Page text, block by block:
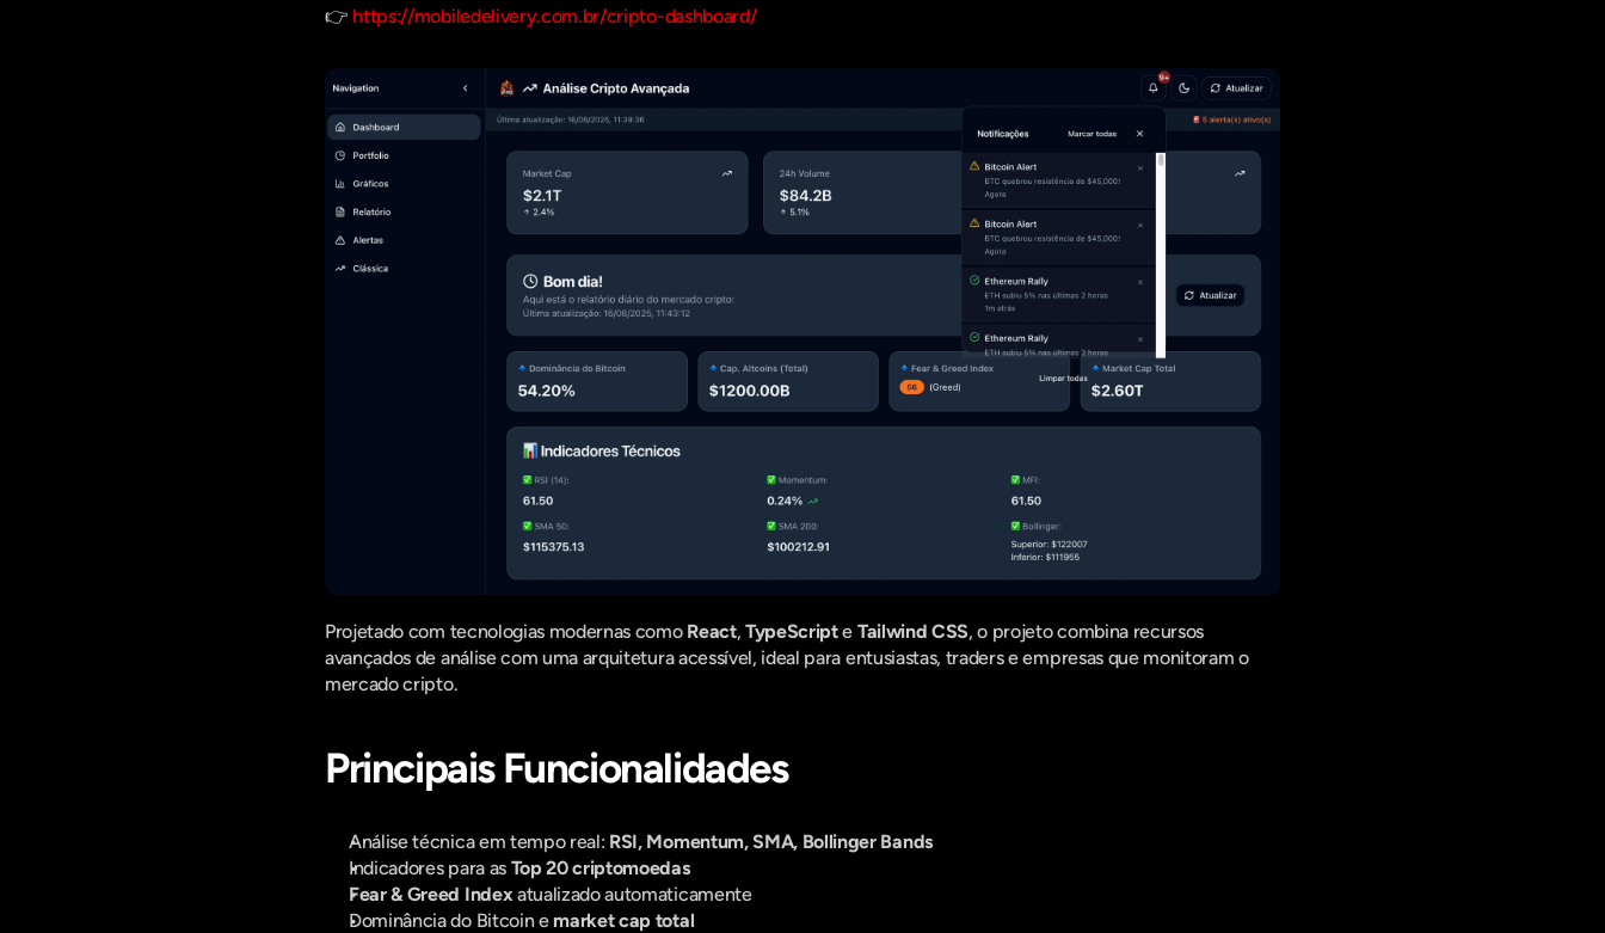
👉 https://mobiledelivery.com.br/cripto-dashboard/
Projetado com tecnologias modernas como React, TypeScript e Tailwind CSS, o projeto combina recursos
avançados de análise com uma arquitetura acessível, ideal para entusiastas, traders e empresas que monitoram o
mercado cripto.
Principais Funcionalidades
Análise técnica em tempo real: RSI, Momentum, SMA, Bollinger Bands
Indicadores para as Top 20 criptomoedas
Fear & Greed Index atualizado automaticamente
Dominância do Bitcoin e market cap total